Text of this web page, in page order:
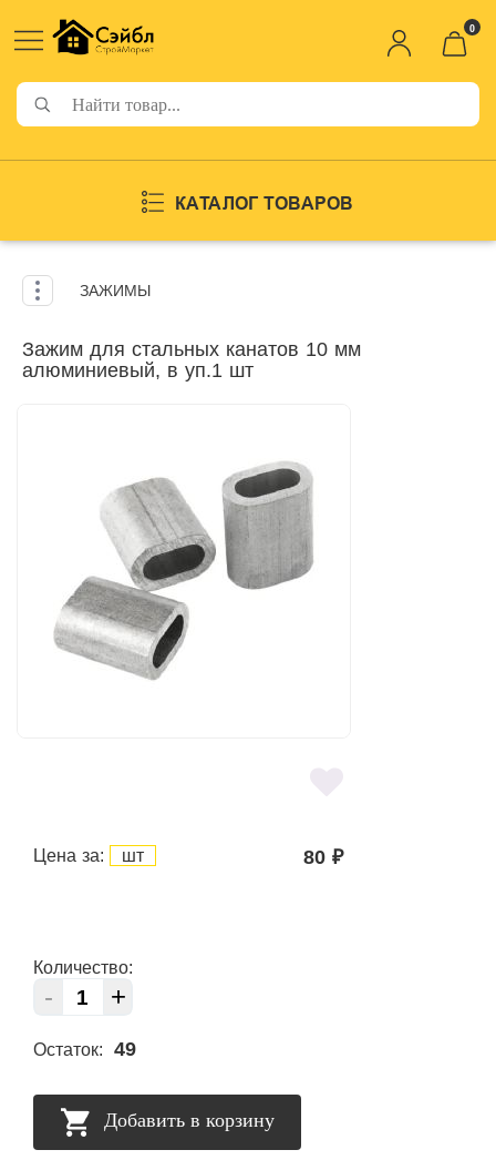
0
КАТАЛОГ ТОВАРОВ
ЗАЖИМЫ
Зажим для стальных канатов 10 мм
алюминиевый, в уп.1 шт
Цена за: шт 80 ₽
Количество:
- +
Остаток: 49
Добавить в корзину